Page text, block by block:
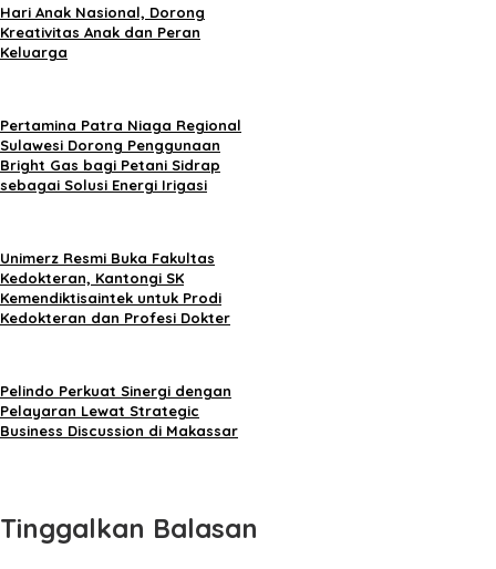
Hari Anak Nasional, Dorong
Kreativitas Anak dan Peran
Keluarga
Pertamina Patra Niaga Regional
Sulawesi Dorong Penggunaan
Bright Gas bagi Petani Sidrap
sebagai Solusi Energi Irigasi
Unimerz Resmi Buka Fakultas
Kedokteran, Kantongi SK
Kemendiktisaintek untuk Prodi
Kedokteran dan Profesi Dokter
Pelindo Perkuat Sinergi dengan
Pelayaran Lewat Strategic
Business Discussion di Makassar
Tinggalkan Balasan